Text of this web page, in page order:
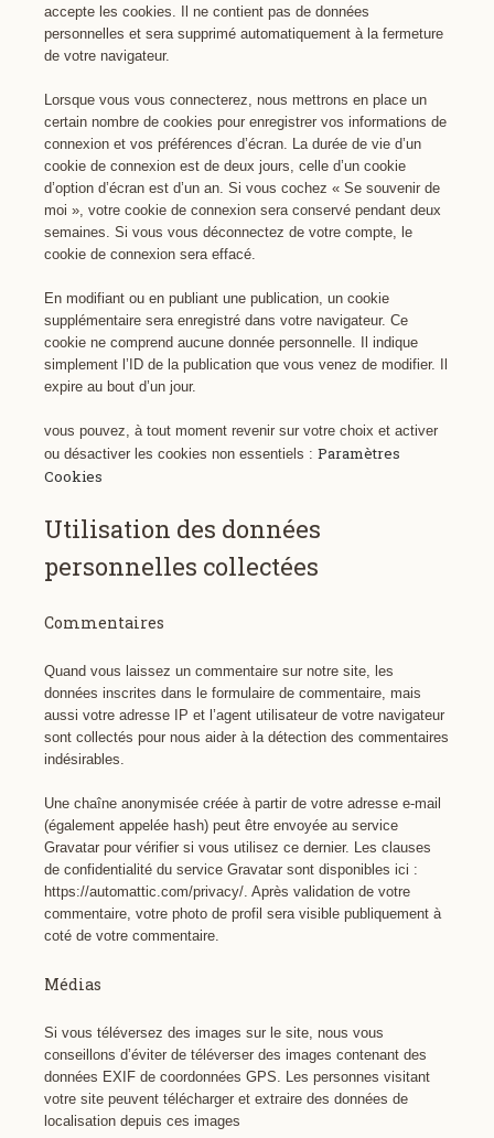
accepte les cookies. Il ne contient pas de données
personnelles et sera supprimé automatiquement à la fermeture
de votre navigateur.
Lorsque vous vous connecterez, nous mettrons en place un
certain nombre de cookies pour enregistrer vos informations de
connexion et vos préférences d’écran. La durée de vie d’un
cookie de connexion est de deux jours, celle d’un cookie
d’option d’écran est d’un an. Si vous cochez « Se souvenir de
moi », votre cookie de connexion sera conservé pendant deux
semaines. Si vous vous déconnectez de votre compte, le
cookie de connexion sera effacé.
En modifiant ou en publiant une publication, un cookie
supplémentaire sera enregistré dans votre navigateur. Ce
cookie ne comprend aucune donnée personnelle. Il indique
simplement l’ID de la publication que vous venez de modifier. Il
expire au bout d’un jour.
vous pouvez, à tout moment revenir sur votre choix et activer
ou désactiver les cookies non essentiels :Paramètres
Cookies
Utilisation des données
personnelles collectées
Commentaires
Quand vous laissez un commentaire sur notre site, les
données inscrites dans le formulaire de commentaire, mais
aussi votre adresse IP et l’agent utilisateur de votre navigateur
sont collectés pour nous aider à la détection des commentaires
indésirables.
Une chaîne anonymisée créée à partir de votre adresse e-mail
(également appelée hash) peut être envoyée au service
Gravatar pour vérifier si vous utilisez ce dernier. Les clauses
de confidentialité du service Gravatar sont disponibles ici :
https://automattic.com/privacy/. Après validation de votre
commentaire, votre photo de profil sera visible publiquement à
coté de votre commentaire.
Médias
Si vous téléversez des images sur le site, nous vous
conseillons d’éviter de téléverser des images contenant des
données EXIF de coordonnées GPS. Les personnes visitant
votre site peuvent télécharger et extraire des données de
localisation depuis ces images